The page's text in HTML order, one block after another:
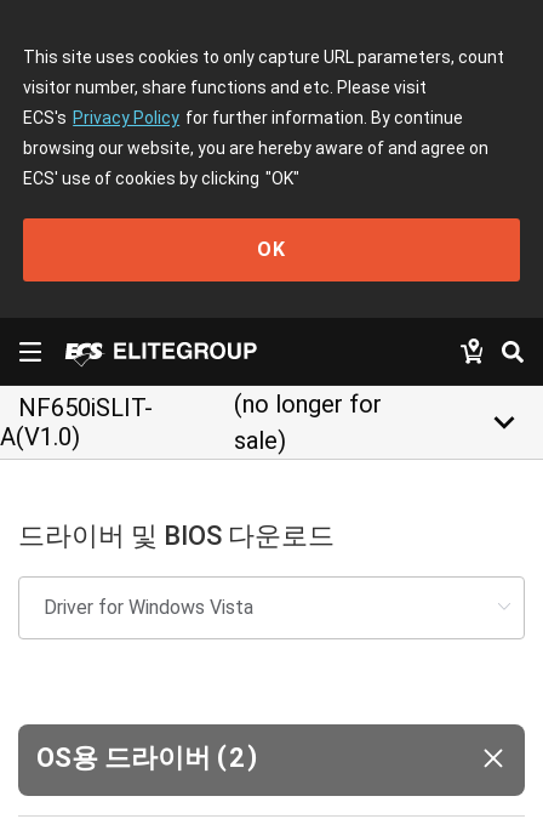
This site uses cookies to only capture URL parameters, count
visitor number, share functions and etc. Please visit
ECS's Privacy Policy for further information. By continue
browsing our website, you are hereby aware of and agree on
ECS' use of cookies by clicking "OK"
OK
NF650iSLIT-
A(V1.0)
(no longer for
sale)
keyboard_arrow_down
드라이버 및 BIOS 다운로드
OS용 드라이버 (2)